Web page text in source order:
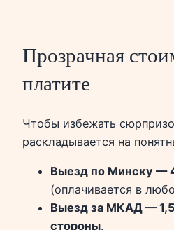
Прозрачная
платите
Чтобы избежать
раскладывается на
Выезд по Минску —
(оплачивается в
Выезд за МКАД —
стороны.